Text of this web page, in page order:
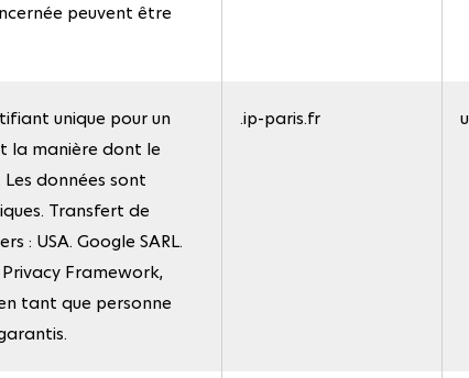
peuvent être
unique pour un
la manière dont le
données sont
Transfert de
: USA. Google SARL.
Framework,
tant que personne
.ip-paris.fr